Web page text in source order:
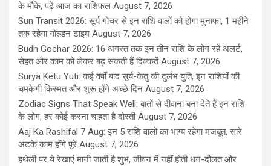
के मौके, पढ़ें आज का राशिफल August 7, 2026
Sun Transit 2026: सूर्य गोचर से इन राशि वालों को होगा मुनाफा, 1 महीने
तक रहेगा गोल्डन टाइम August 7, 2026
Budh Gochar 2026: 16 अगस्त तक इन तीन राशि के लोग रहें अलर्ट,
सेहत और काम को लेकर बढ़ सकती हैं दिक्कतें August 7, 2026
Surya Ketu Yuti: कई वर्षों बाद सूर्य-केतु की दुर्लभ युति, इन राशियों की
चमकेगी किस्मत और शुरू होंगे अच्छे दिन August 7, 2026
Zodiac Signs That Speak Well: बातों से दीवाना बना देते हैं इन राशि
के लोग, हर कोई करना चाहता है दोस्ती August 7, 2026
Aaj Ka Rashifal 7 Aug: इन 5 राशि वालों का भाग्य रहेगा मजबूत, सारे
अटके काम होंगे पूरे August 7, 2026
हथेली पर ये रेखाएं मानी जाती है शुभ, जीवन में नहीं होती धन-दौलत और